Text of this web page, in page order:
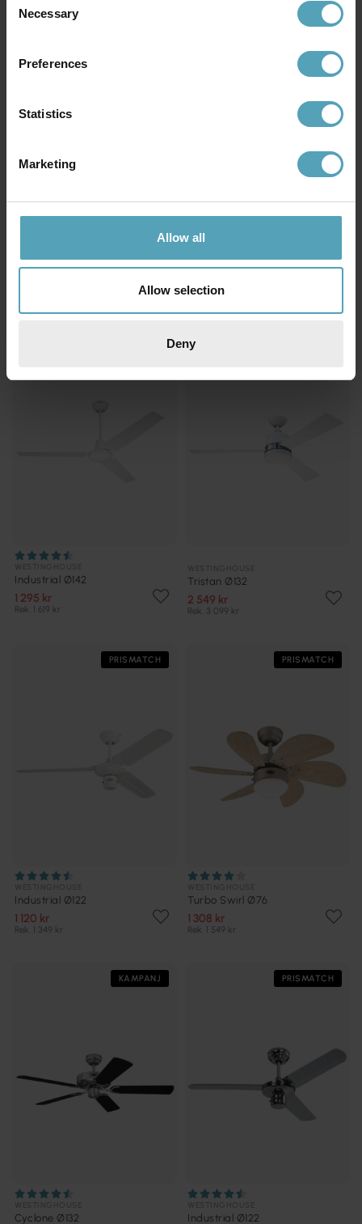
Selection
Necessary
Preferences
Statistics
Marketing
Allow all
Allow selection
Deny
3-steg fjärrkontroll (infraröd)
KAMPANJ
Princess Euro Ø105
Rek. 1 469 kr
Industrial Ø142
1 295 kr
Rek. 1 619 kr
Tristan Ø132
2 549 kr
Rek. 3 099 kr
PRISMATCH
Industrial Ø122
1 120 kr
Rek. 1 349 kr
PRISMATCH
Turbo Swirl Ø76
1 308 kr
Rek. 1 549 kr
KAMPANJ
Cyclone Ø132
PRISMATCH
Industrial Ø122